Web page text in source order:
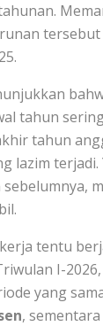
tahun
tahun
lazim
tentu
I-2026,
yang
,